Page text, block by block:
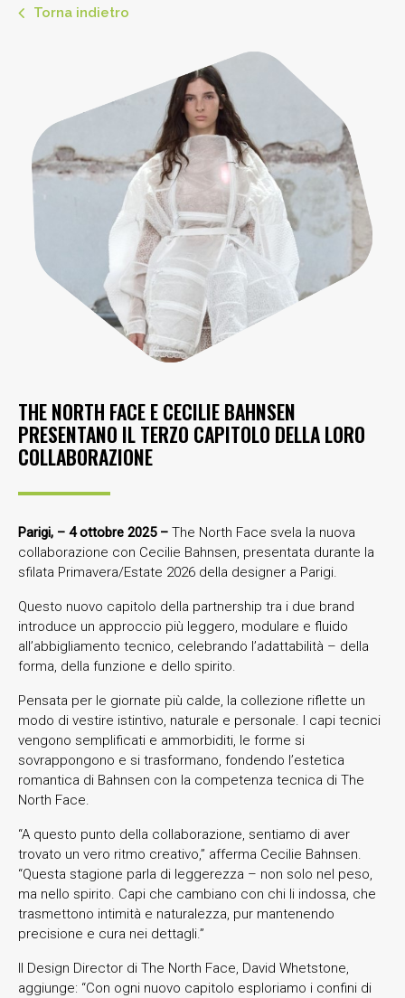
Torna indietro
THE NORTH FACE E CECILIE BAHNSEN
PRESENTANO IL TERZO CAPITOLO DELLA LORO
COLLABORAZIONE
Parigi, – 4 ottobre 2025 – The North Face svela la nuova
collaborazione con Cecilie Bahnsen, presentata durante la
sfilata Primavera/Estate 2026 della designer a Parigi.
Questo nuovo capitolo della partnership tra i due brand
introduce un approccio più leggero, modulare e fluido
all’abbigliamento tecnico, celebrando l’adattabilità – della
forma, della funzione e dello spirito.
Pensata per le giornate più calde, la collezione riflette un
modo di vestire istintivo, naturale e personale. I capi tecnici
vengono semplificati e ammorbiditi, le forme si
sovrappongono e si trasformano, fondendo l’estetica
romantica di Bahnsen con la competenza tecnica di The
North Face.
“A questo punto della collaborazione, sentiamo di aver
trovato un vero ritmo creativo,” afferma Cecilie Bahnsen.
“Questa stagione parla di leggerezza – non solo nel peso,
ma nello spirito. Capi che cambiano con chi li indossa, che
trasmettono intimità e naturalezza, pur mantenendo
precisione e cura nei dettagli.”
Il Design Director di The North Face, David Whetstone,
aggiunge: “Con ogni nuovo capitolo esploriamo i confini di